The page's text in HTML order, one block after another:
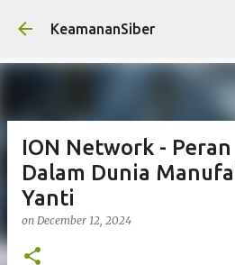
Skip to main
KeamananSiber
ION Network -
Dalam Dunia
Yanti
on December 12, 2024